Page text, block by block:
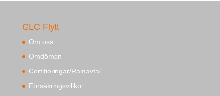
GLC Flytt
Om oss
Omdömen
Certifieringar/Ramavtal
Försäkringsvillkor